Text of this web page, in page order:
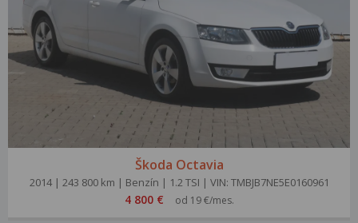
Škoda Octavia
2014 | 243 800 km | Benzín | 1.2 TSI | VIN: TMBJB7NE5E0160961
4 800 € od 19 €/mes.